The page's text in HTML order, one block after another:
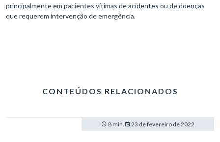
principalmente em pacientes vítimas de acidentes ou de doenças
que requerem intervenção de emergência.
CONTEÚDOS RELACIONADOS
8 min. 23 de fevereiro de 2022